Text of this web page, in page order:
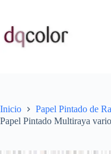
contenido
Inicio
Papel Pintado de
Papel Pintado Multiraya